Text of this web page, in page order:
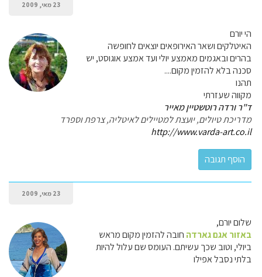
23 מאי, 2009
הי יורם
האיטלקים ושאר האירופאים יוצאים לחופשה
בהרים ובאגמים מאמצע יולי ועד אמצע אוגוסט, יש
סכנה בלא להזמין מקום....
תהנו
מקווה שעזרתי
ד"ר ורדה רוטשטיין מאייר
מדריכת טיולים, יועצת למטיילים לאיטליה, צרפת וספרד
http://www.varda-art.co.il
23 מאי, 2009
שלום יורם,
באזור אגם גארדה חובה להזמין מקום מראש
ביולי, וטוב שכך עשיתם. העומס שם עלול להיות
בלתי נסבל אפילו